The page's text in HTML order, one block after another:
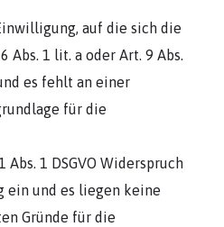
auf die sich die
Abs. 1 lit. a oder Art. 9 Abs.
es fehlt an einer
für die
Abs. 1 DSGVO Widerspruch
ein und es liegen keine
Gründe für die